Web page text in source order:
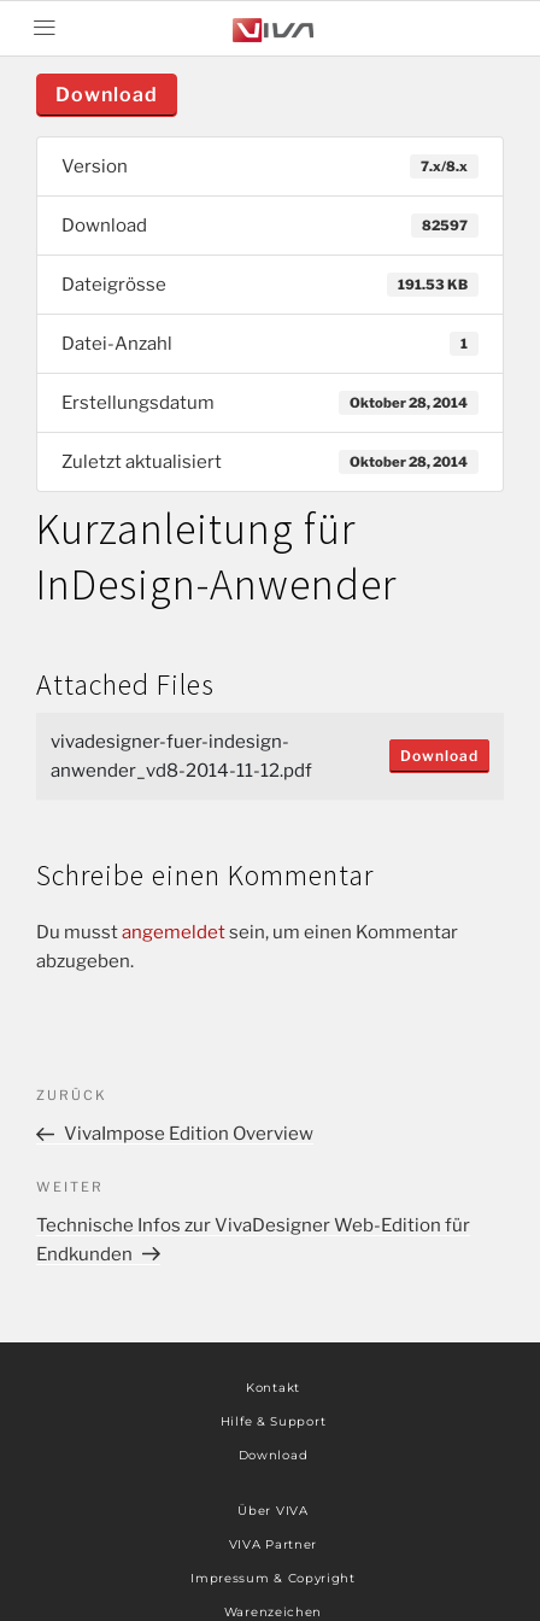
Download
Version 7.x/8.x
Download 82597
Dateigrösse 191.53 KB
Datei-Anzahl 1
Erstellungsdatum Oktober 28, 2014
Zuletzt aktualisiert Oktober 28, 2014
Kurzanleitung für
InDesign-Anwender
Attached Files
vivadesigner-fuer-indesign-
anwender_vd8-2014-11-12.pdf
Download
Schreibe einen Kommentar
Du musstangemeldetsein, um einen Kommentar
abzugeben.
ZURÜCK
VivaImpose Edition Overview
WEITER
Technische Infos zur VivaDesigner Web-Edition für
Endkunden
Kontakt
Hilfe & Support
Download
Über VIVA
VIVA Partner
Impressum & Copyright
Warenzeichen